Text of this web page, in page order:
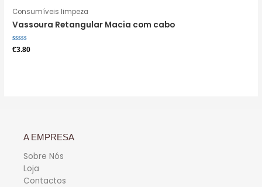
Consumíveis limpeza
Vassoura Retangular Macia com cabo
Avaliação
0
€3.80
A EMPRESA
Sobre Nós
Loja
Contactos